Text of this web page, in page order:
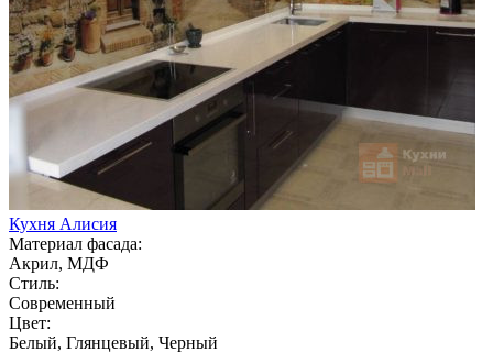
Кухня Алисия
Материал фасада:
Акрил, МДФ
Стиль:
Современный
Цвет:
Белый, Глянцевый, Черный